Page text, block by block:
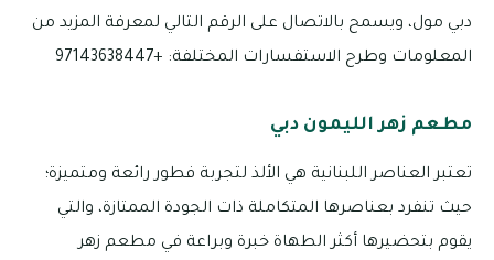
دبي مول، ويسمح بالاتصال على الرقم التالي لمعرفة المزيد من
المعلومات وطرح الاستفسارات المختلفة: +97143638447
مطعم زهر الليمون دبي
تعتبر العناصر اللبنانية هي الألذ لتجربة فطور رائعة ومتميزة؛
حيث تنفرد بعناصرها المتكاملة ذات الجودة الممتازة، والتي
يقوم بتحضيرها أكثر الطهاة خبرة وبراعة في مطعم زهر